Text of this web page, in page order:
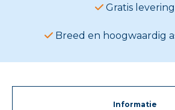
Gratis levering
Breed en hoogwaardig
Informatie